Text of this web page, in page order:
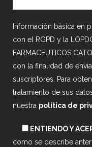
Información básica en
con el RGPD y la
FARMACEUTICOS
con la finalidad de
suscriptores. Para
tratamiento de sus
nuestra política de
ENTIENDO Y
como se describe